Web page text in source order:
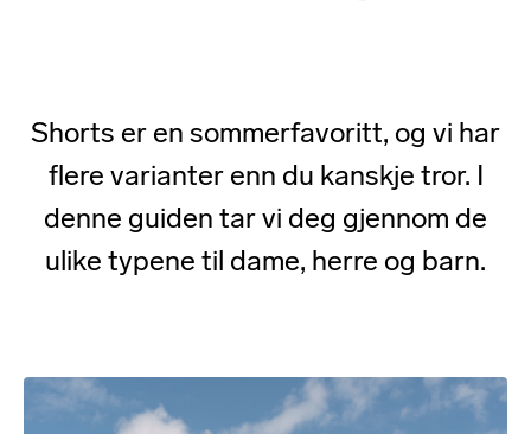
Shorts er en sommerfavoritt, og vi har
flere varianter enn du kanskje tror. I
denne guiden tar vi deg gjennom de
ulike typene til dame, herre og barn.